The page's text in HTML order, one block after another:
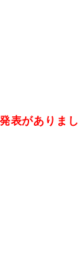
表がありまし